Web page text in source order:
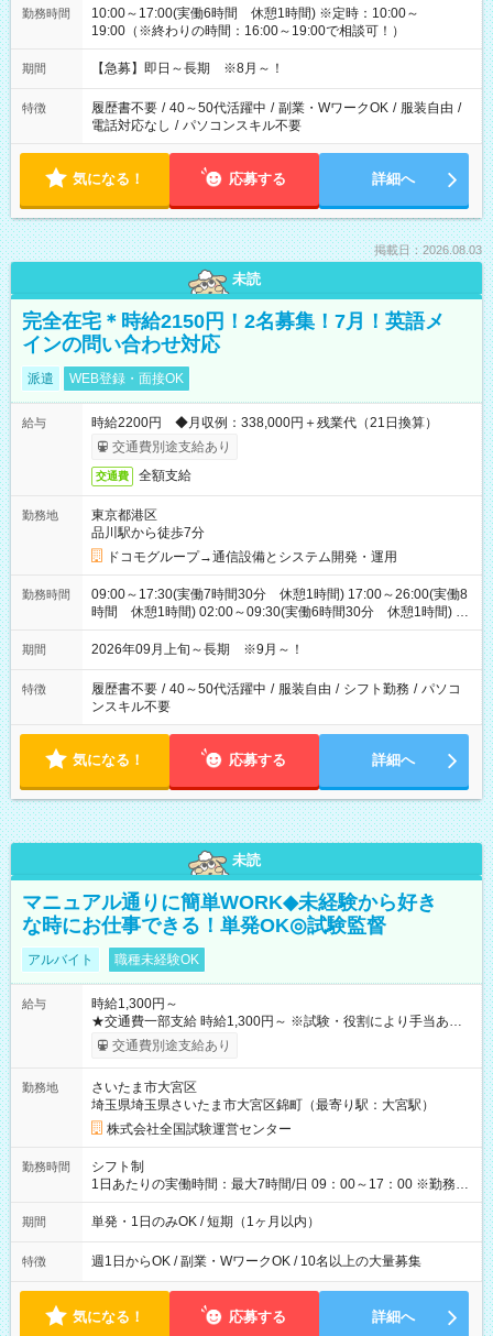
勤務時間
10:00～17:00(実働6時間 休憩1時間) ※定時：10:00～
19:00（※終わりの時間：16:00～19:00で相談可！）
期間 【急募】即日～長期 ※8月～！
特徴 履歴書不要 / 40～50代活躍中 / 副業・WワークOK / 服装自由 /
電話対応なし / パソコンスキル不要
気になる！ 応募する 詳細へ
掲載日：2026.08.03
未読
完全在宅＊時給2150円！2名募集！7月！英語メ
インの問い合わせ対応
派遣 WEB登録・面接OK
給与
時給2200円 ◆月収例：338,000円＋残業代（21日換算）
交通費別途支給あり
交通費 全額支給
勤務地
東京都港区
品川駅から徒歩7分
ドコモグループ→通信設備とシステム開発・運用
勤務時間
09:00～17:30(実働7時間30分 休憩1時間) 17:00～26:00(実働8
時間 休憩1時間) 02:00～09:30(実働6時間30分 休憩1時間) ※
日勤は就業時間1/夜勤は就業時間2.3を連続で行って頂きます
期間 2026年09月上旬～長期 ※9月～！
特徴 履歴書不要 / 40～50代活躍中 / 服装自由 / シフト勤務 / パソコ
ンスキル不要
気になる！ 応募する 詳細へ
未読
マニュアル通りに簡単WORK◆未経験から好き
な時にお仕事できる！単発OK◎試験監督
アルバイト 職種未経験OK
給与
時給1,300円～
★交通費一部支給 時給1,300円～ ※試験・役割により手当あり
※勤務回数により昇給あり 【即給（前払い）オプションあ
り！】 希望される場合、勤務から1週間ほどで給与の一部を受け
例】 ・河合塾模擬試験 8:30～17:30（休憩1時間） 時給1,300円
×8時間＝日収10,400円＋交通費 ※当日の役割により時給＋100
円の場合あり ・国家試験 7:00～13:30（休憩なし） 時給1,300
円（役割手当＋100円）×6時間＝日収8,400円＋交通費 【試用期
間】試用期間なし
交通費別途支給あり
勤務地
さいたま市大宮区
埼玉県埼玉県さいたま市大宮区錦町（最寄り駅：大宮駅）
株式会社全国試験運営センター
勤務時間
シフト制
1日あたりの実働時間：最大7時間/日 09：00～17：00 ※勤務時
間は 試験により異なります。
期間 単発・1日のみOK / 短期（1ヶ月以内）
特徴 週1日からOK / 副業・WワークOK / 10名以上の大量募集
気になる！ 応募する 詳細へ